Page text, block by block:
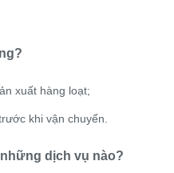
xuất hàng loạt;
khi vận chuyển.
dịch vụ nào?